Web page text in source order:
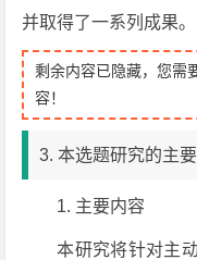
并取得了一系列成果。
剩余内容已隐藏，您需
容！
3. 本选题研究的主
1. 主要内容
本研究将针对主